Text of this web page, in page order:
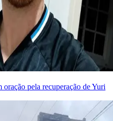
pela recuperação de Yuri